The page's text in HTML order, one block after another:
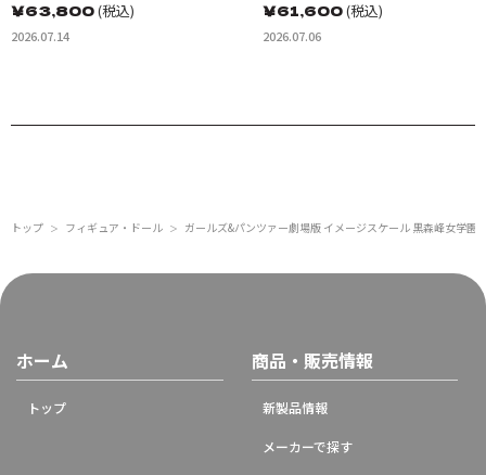
ツ（宇宙服）
￥63,800(税込)
2026.07.14
ド・ボーンズ・マッコイ
￥61,600(税込)
2026.07.06
トップ ＞ フィギュア・ドール ＞ ガールズ&パンツァー劇場版 イメージスケール 黒森峰女学
ホーム
トップ
商品・販売情報
新製品情報
メーカーで探す